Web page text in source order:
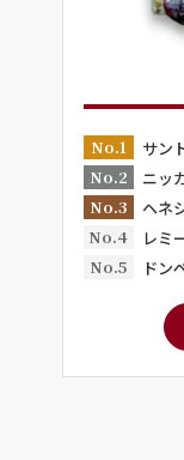
No.1
サン
No.2
ニッ
No.3
ヘネ
No.4
レミ
No.5
ドン